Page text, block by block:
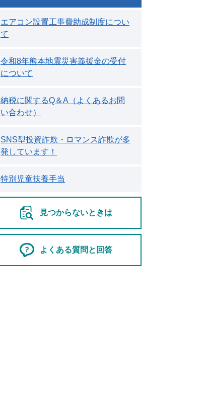
エアコン設置工事費助成制度につい
て
令和8年熊本地震災害義援金の受付
について
納税に関するQ＆A（よくあるお問
い合わせ）
SNS型投資詐欺・ロマンス詐欺が多
発しています！
特別児童扶養手当
見つからないときは
よくある質問と回答